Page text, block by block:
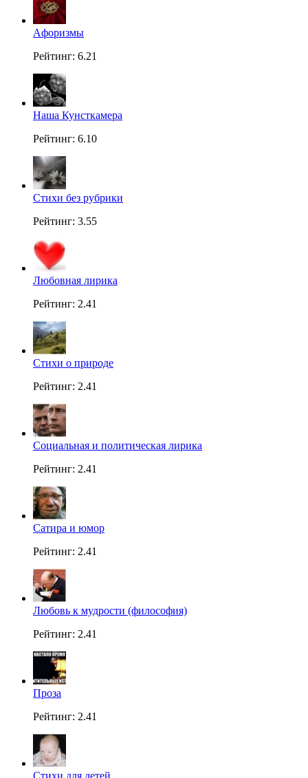
Aфоризмы
Рейтинг: 6.21
Наша Кунсткамера
Рейтинг: 6.10
Стихи без рубрики
Рейтинг: 3.55
Любовная лирика
Рейтинг: 2.41
Стихи о природе
Рейтинг: 2.41
Социальная и политическая лирика
Рейтинг: 2.41
Сатира и юмор
Рейтинг: 2.41
Любовь к мудрости (философия)
Рейтинг: 2.41
Проза
Рейтинг: 2.41